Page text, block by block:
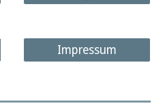
Impressum